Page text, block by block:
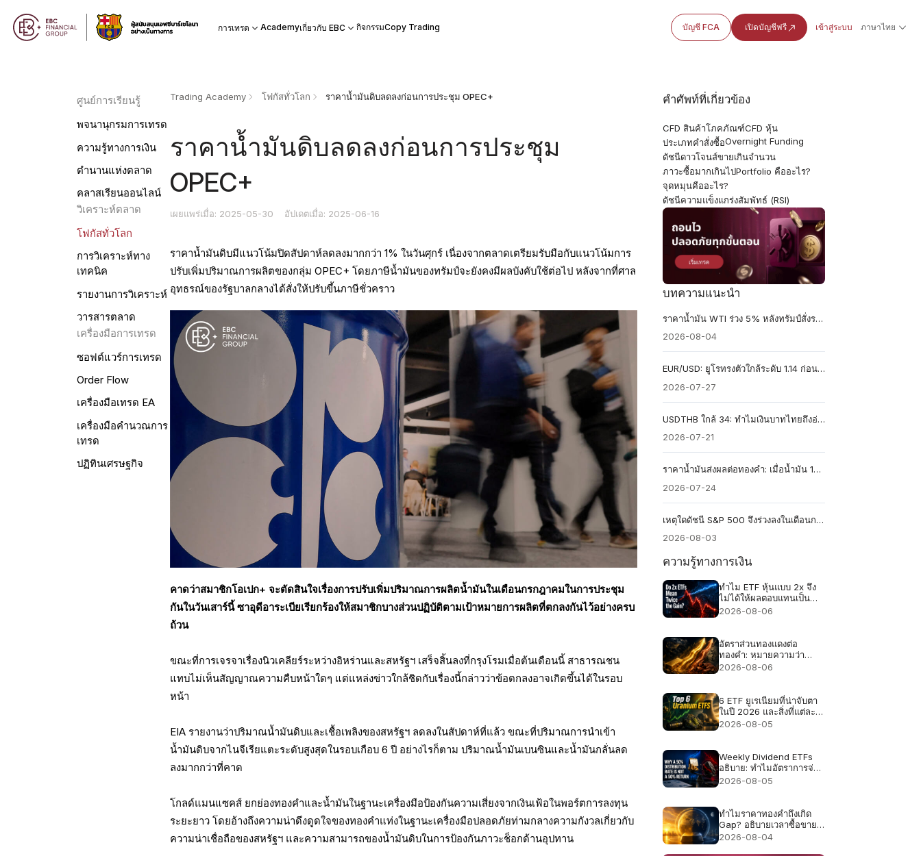
การเทรด Academyเกี่ยวกับ EBC กิจกรรมCopy Trading บัญชี FCA เปิดบัญชีฟรี เข้าสู่ระบบ ภาษาไทย
ศูนย์การเรียนรู้
พจนานุกรมการเทรด
ความรู้ทางการเงิน
ตำนานแห่งตลาด
คลาสเรียนออนไลน์
วิเคราะห์ตลาด
โฟกัสทั่วโลก
การวิเคราะห์ทาง
เทคนิค
รายงานการวิเคราะห์
วารสารตลาด
เครื่องมือการเทรด
ซอฟต์แวร์การเทรด
Order Flow
เครื่องมือเทรด EA
เครื่องมือคำนวณการ
เทรด
ปฏิทินเศรษฐกิจ
Trading Academy โฟกัสทั่วโลก ราคาน้ำมันดิบลดลงก่อนการประชุม OPEC+
ราคาน้ำมันดิบลดลงก่อนการประชุม
OPEC+
เผยแพร่เมื่อ: 2025-05-30 อัปเดตเมื่อ: 2025-06-16
ราคาน้ำมันดิบมีแนวโน้มปิดสัปดาห์ลดลงมากกว่า 1% ในวันศุกร์ เนื่องจากตลาดเตรียมรับมือกับแนวโน้มการ
ปรับเพิ่มปริมาณการผลิตของกลุ่ม OPEC+ โดยภาษีน้ำมันของทรัมป์จะยังคงมีผลบังคับใช้ต่อไป หลังจากที่ศาล
อุทธรณ์ของรัฐบาลกลางได้สั่งให้ปรับขึ้นภาษีชั่วคราว
คาดว่าสมาชิกโอเปก+ จะตัดสินใจเรื่องการปรับเพิ่มปริมาณการผลิตน้ำมันในเดือนกรกฎาคมในการประชุม
กันในวันเสาร์นี้ ซาอุดีอาระเบียเรียกร้องให้สมาชิกบางส่วนปฏิบัติตามเป้าหมายการผลิตที่ตกลงกันไว้อย่างครบ
ถ้วน
ขณะที่การเจรจาเรื่องนิวเคลียร์ระหว่างอิหร่านและสหรัฐฯ เสร็จสิ้นลงที่กรุงโรมเมื่อต้นเดือนนี้ สาธารณชน
แทบไม่เห็นสัญญาณความคืบหน้าใดๆ แต่แหล่งข่าวใกล้ชิดกับเรื่องนี้กล่าวว่าข้อตกลงอาจเกิดขึ้นได้ในรอบ
หน้า
EIA รายงานว่าปริมาณน้ำมันดิบและเชื้อเพลิงของสหรัฐฯ ลดลงในสัปดาห์ที่แล้ว ขณะที่ปริมาณการนำเข้า
น้ำมันดิบจากไนจีเรียแตะระดับสูงสุดในรอบเกือบ 6 ปี อย่างไรก็ตาม ปริมาณน้ำมันเบนซินและน้ำมันกลั่นลด
ลงมากกว่าที่คาด
โกลด์แมนแซคส์ ยกย่องทองคำและน้ำมันในฐานะเครื่องมือป้องกันความเสี่ยงจากเงินเฟ้อในพอร์ตการลงทุน
ระยะยาว โดยอ้างถึงความน่าดึงดูดใจของทองคำแท่งในฐานะเครื่องมือปลอดภัยท่ามกลางความกังวลเกี่ยวกับ
ความน่าเชื่อถือของสหรัฐฯ และความสามารถของน้ำมันดิบในการป้องกันภาวะช็อกด้านอุปทาน
คำศัพท์ที่เกี่ยวข้อง
CFD สินค้าโภคภัณฑ์CFD หุ้น
ประเภทคำสั่งซื้อOvernight Funding
ดัชนีดาวโจนส์ขายเกินจำนวน
ภาวะซื้อมากเกินไปPortfolio คืออะไร?
จุดหมุนคืออะไร?
ดัชนีความแข็งแกร่งสัมพัทธ์ (RSI)
บทความแนะนำ
ราคาน้ำมัน WTI ร่วง 5% หลังทรัมป์สั่งระงับการโจมตีอิหร่าน การเทขายน้ำมันในช่องแคบฮอร์มุซจะยืดเยื้อต่อไปได้หรือไม่?
2026-08-04
EUR/USD: ยูโรทรงตัวใกล้ระดับ 1.14 ก่อนการตัดสินใจของเฟด
2026-07-27
USDTHB ใกล้ 34: ทำไมเงินบาทไทยถึงอ่อนค่ามากในปี 2026?
2026-07-21
ราคาน้ำมันส่งผลต่อทองคำ: เมื่อน้ำมัน 100 ดอลลาร์ ดันอัตราผลตอบแทนพันธบัตรสูงขึ้นและราคาทองคำร่วง 2%
2026-07-24
เหตุใดดัชนี S&P 500 จึงร่วงลงในเดือนกรกฎาคม ในขณะที่หุ้นถึง 59% ในดัชนีกลับปรับตัวสูงขึ้น?
2026-08-03
ความรู้ทางการเงิน
ทำไม ETF หุ้นแบบ 2x จึง
ไม่ได้ให้ผลตอบแทนเป็น
สองเท่าเสมอไป
2026-08-06
อัตราส่วนทองแดงต่อ
ทองคำ: หมายความว่า
อย่างไรเมื่อทองแดงและ
2026-08-06
6 ETF ยูเรเนียมที่น่าจับตา
ในปี 2026 และสิ่งที่แต่ละ
กองทุนถือครองจริง
2026-08-05
Weekly Dividend ETFs
อธิบาย: ทำไมอัตราการจ่าย
50% ไม่ใช่ผลตอบแทน
2026-08-05
ทำไมราคาทองคำถึงเกิด
Gap? อธิบายเวลาซื้อขาย
และสภาพคล่อง
2026-08-04